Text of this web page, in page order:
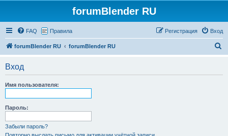
forumBlender RU
FAQ Правила Вход
Регистрация
forumBlender RU forumBlender RU
Вход
Имя пользователя:
Пароль:
Забыли пароль?